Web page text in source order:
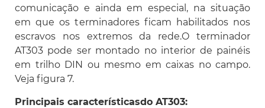
comunicação e ainda em especial, na situação
em que os terminadores ficam habilitados nos
escravos nos extremos da rede.O terminador
AT303 pode ser montado no interior de painéis
em trilho DIN ou mesmo em caixas no campo.
Veja figura 7.
Principais característicasdo AT303: